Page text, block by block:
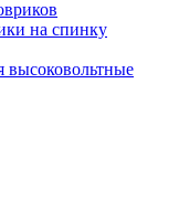
на спинку
высоковольтные